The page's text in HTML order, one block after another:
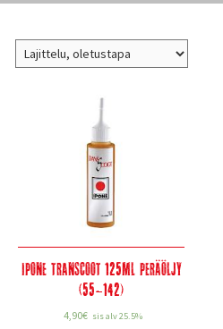
Ipone Transcoot 125ml peräöljy
(55-142)
4,90€ sis alv 25.5%